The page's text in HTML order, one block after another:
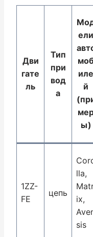
Дви
гате
ль
Тип
при
вод
а
ели
иле
й
ы)
1ZZ-
FE
цепь
lla,
ix,
sis